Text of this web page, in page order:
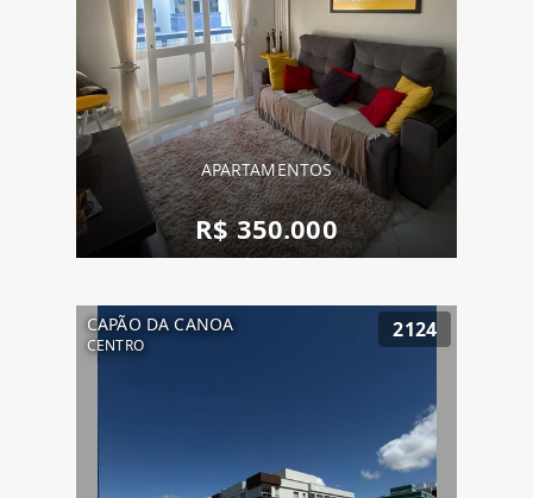
APARTAMENTOS
R$ 350.000
CAPÃO DA CANOA
CENTRO
2124